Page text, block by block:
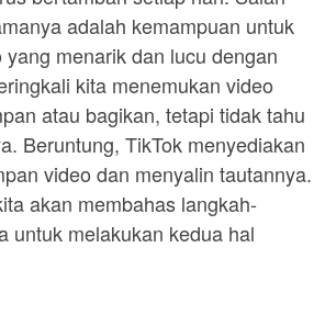
adalah kemampuan untuk
menarik dan lucu dengan
kita menemukan video
atau bagikan, tetapi tidak tahu
Beruntung, TikTok menyediakan
video dan menyalin tautannya.
akan membahas langkah-
untuk melakukan kedua hal